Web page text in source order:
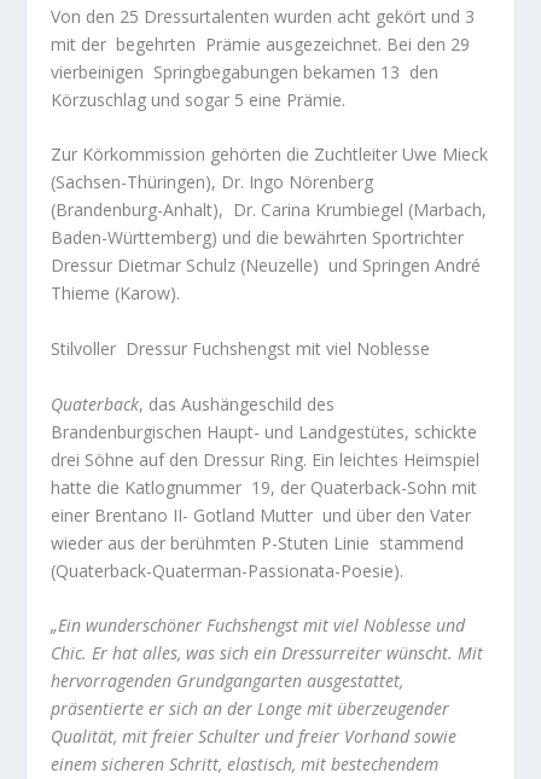
Von den 25 Dressurtalenten wurden acht gekört und 3
mit der begehrten Prämie ausgezeichnet. Bei den 29
vierbeinigen Springbegabungen bekamen 13 den
Körzuschlag und sogar 5 eine Prämie.
Zur Körkommission gehörten die Zuchtleiter Uwe Mieck
(Sachsen-Thüringen), Dr. Ingo Nörenberg
(Brandenburg-Anhalt), Dr. Carina Krumbiegel (Marbach,
Baden-Württemberg) und die bewährten Sportrichter
Dressur Dietmar Schulz (Neuzelle) und Springen André
Thieme (Karow).
Stilvoller Dressur Fuchshengst mit viel Noblesse
Quaterback, das Aushängeschild des
Brandenburgischen Haupt- und Landgestütes, schickte
drei Söhne auf den Dressur Ring. Ein leichtes Heimspiel
hatte die Katlognummer 19, der Quaterback-Sohn mit
einer Brentano II- Gotland Mutter und über den Vater
wieder aus der berühmten P-Stuten Linie stammend
(Quaterback-Quaterman-Passionata-Poesie).
„Ein wunderschöner Fuchshengst mit viel Noblesse und
Chic. Er hat alles, was sich ein Dressurreiter wünscht. Mit
hervorragenden Grundgangarten ausgestattet,
präsentierte er sich an der Longe mit überzeugender
Qualität, mit freier Schulter und freier Vorhand sowie
einem sicheren Schritt, elastisch, mit bestechendem